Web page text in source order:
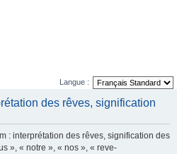
Langue :
des rêves, signification
: interprétation des rêves, signification des
», « notre », « nos », « reve-